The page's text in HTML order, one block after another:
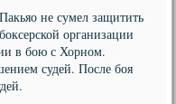
не сумел защитить
организации
в бою с Хорном.
судей. После боя